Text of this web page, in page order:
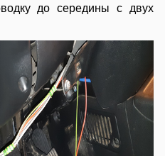
до середины с двух